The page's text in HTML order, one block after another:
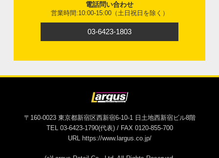
電話問い合わせ
営業時間:10:00-15:00（土日祝日を除く）
03-6423-1803
〒160-0023 東京都新宿区西新宿6-10-1 日土地西新宿ビル8階
TEL 03-6423-1790(代表) / FAX 0120-855-700
URL https://www.largus.co.jp/